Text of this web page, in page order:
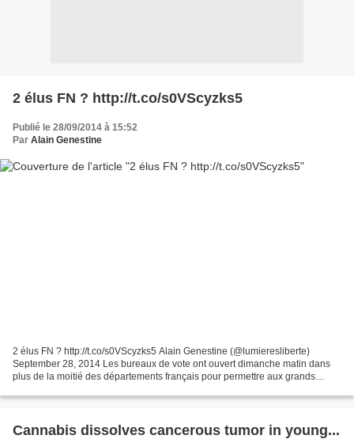
2 élus FN ? http://t.co/s0VScyzks5
Publié le 28/09/2014 à 15:52
Par Alain Genestine
2 élus FN ? http://t.co/s0VScyzks5 Alain Genestine (@lumieresliberte)
September 28, 2014 Les bureaux de vote ont ouvert dimanche matin dans
plus de la moitié des départements français pour permettre aux grands
Cannabis dissolves cancerous tumor in young...